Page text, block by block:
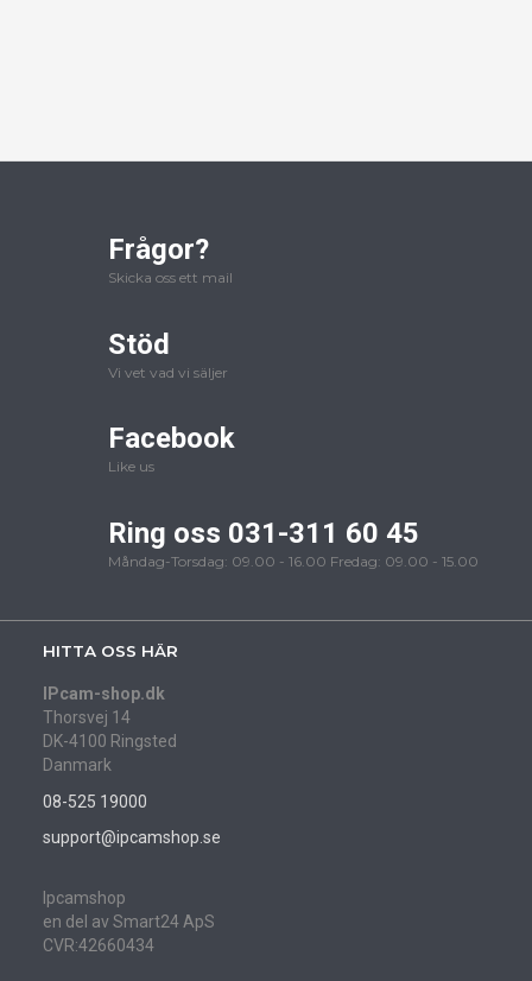
Frågor?
Skicka oss ett mail
Stöd
Vi vet vad vi säljer
Facebook
Like us
Ring oss 031-311 60 45
Måndag-Torsdag: 09.00 - 16.00 Fredag: 09.00 - 15.00
HITTA OSS HÄR
IPcam-shop.dk
Thorsvej 14
DK-4100 Ringsted
Danmark
08-525 19000
support@ipcamshop.se
Ipcamshop
en del av Smart24 ApS
CVR:42660434